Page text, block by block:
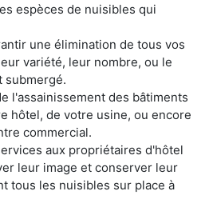
espèces de nuisibles qui
une élimination de tous vos
variété, leur nombre, ou le
submergé.
l'assainissement des bâtiments
hôtel, de votre usine, ou encore
commercial.
aux propriétaires d'hôtel
leur image et conserver leur
tous les nuisibles sur place à